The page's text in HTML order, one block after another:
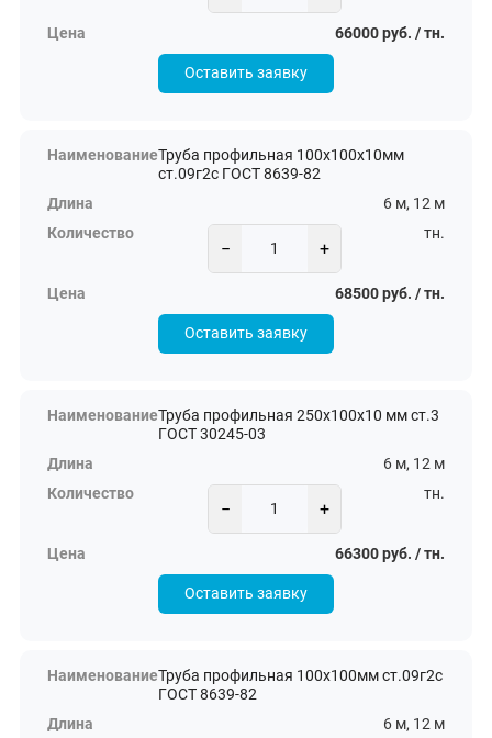
66000 руб. / тн.
Оставить заявку
Труба профильная 100х100х10мм
ст.09г2с ГОСТ 8639-82
6 м, 12 м
− +
тн.
68500 руб. / тн.
Оставить заявку
Труба профильная 250х100х10 мм ст.3
ГОСТ 30245-03
6 м, 12 м
− +
тн.
66300 руб. / тн.
Оставить заявку
Труба профильная 100х100мм ст.09г2с
ГОСТ 8639-82
6 м, 12 м